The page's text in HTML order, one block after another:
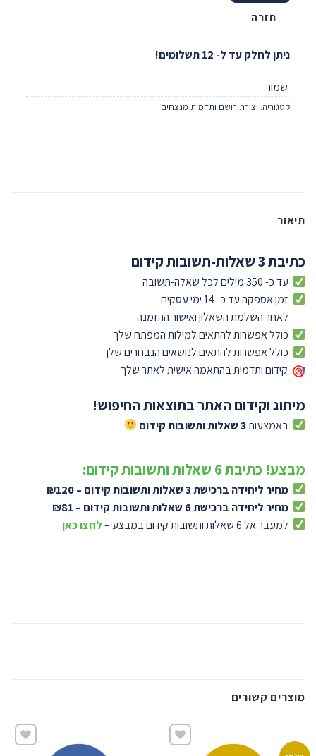
חזרה
ניתן לחלק עד ל- 12 תשלומים!
שמור
קטגוריה: יצירת רושם ותדמית מנצחים
תיאור
כתיבת 3 שאלות-תשובות קידום
עד כ- 350 מילים לכל שאלה-תשובה
זמן אספקה עד כ- 14 ימי עסקים
לאחר השלמת השאלון ואישור ההזמנה
כולל אפשרות להתאים למילות המפתח שלך
כולל אפשרות להתאים לנושאים הנבחרים שלך
קידום ותדמית בהתאמה אישית לאתר שלך
מיתוג וקידום האתר בתוצאות החיפוש!
באמצעות3 שאלות ותשובות קידום
מבצע! כתיבת 6 שאלות ותשובות קידום:
מחיר ליחידה ברכישת 3 שאלות ותשובות קידום – ₪120
מחיר ליחידה ברכישת 6 שאלות ותשובות קידום – ₪81
למעבר אל 6 שאלות ותשובות קידום במבצע –
לחצו כאן
מוצרים קשורים